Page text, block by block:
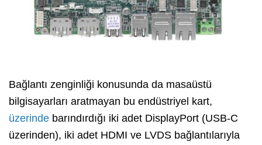
Bağlantı zenginliği konusunda da masaüstü
bilgisayarları aratmayan bu endüstriyel kart,
üzerinde barındırdığı iki adet DisplayPort (USB-C
üzerinden), iki adet HDMI ve LVDS bağlantılarıyla